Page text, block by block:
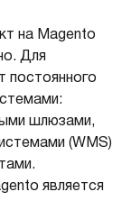
на Magento
Для
постоянного
шлюзами,
(WMS)
является